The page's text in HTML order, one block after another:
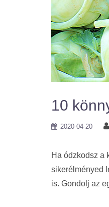
10
2020-04-20
Ha ódzkodsz a
sikerélményed
is. Gondolj az